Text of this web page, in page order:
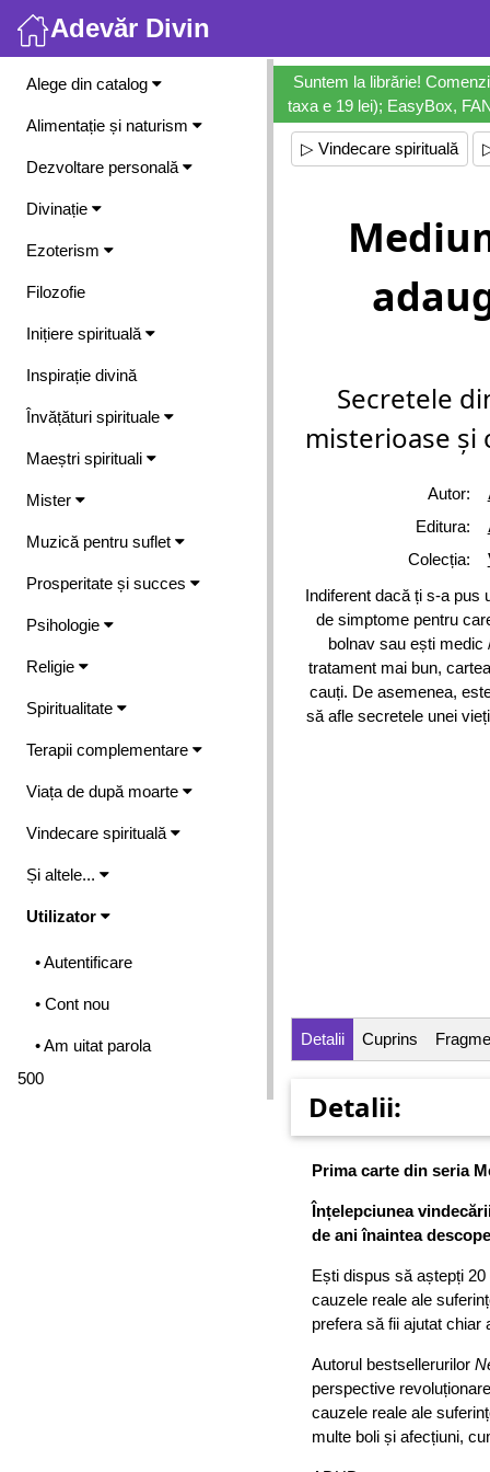
Adevăr Divin
Meniu
Alege din catalog
Alimentație și naturism
Dezvoltare personală
Divinație
Ezoterism
Filozofie
Inițiere spirituală
Inspirație divină
Învățături spirituale
Maeștri spirituali
Mister
Muzică pentru suflet
Prosperitate și succes
Psihologie
Religie
Spiritualitate
Terapii complementare
Viața de după moarte
Vindecare spirituală
Și altele...
Utilizator
• Autentificare
• Cont nou
• Am uitat parola
500
Suntem la librărie!
taxa e 19 lei); EasyBox,
▷ Vindecare spirituală
Secretele
misterioase și
Autor:
Editura:
Colecția:
Indiferent dacă ți s-a pus
de simptome pentru
bolnav sau ești medic
tratament mai bun,
cauți. De asemenea,
să afle secretele unei
Detalii Cuprins
Detalii:
Prima carte din seria
Înțelepciunea
de ani înaintea
Ești dispus să aștepți
cauzele reale ale
prefera să fii ajutat
Autorul bestsellerurilor
perspective
cauzele reale ale
multe boli și afecțiuni,